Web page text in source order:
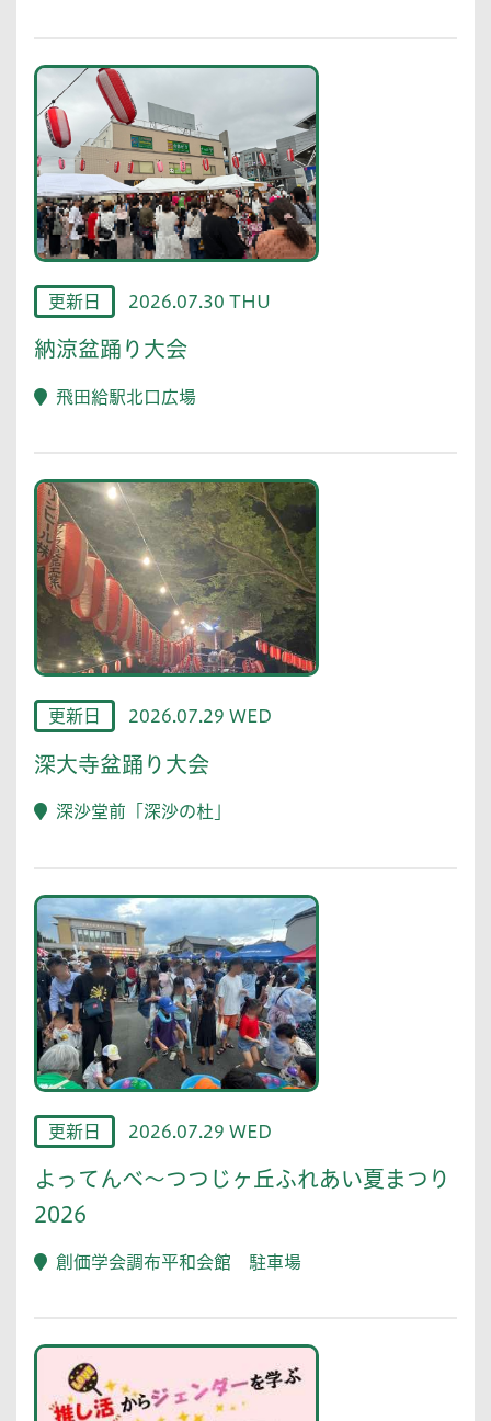
更新日 2026.07.30 THU
納涼盆踊り大会
飛田給駅北口広場
更新日 2026.07.29 WED
深大寺盆踊り大会
深沙堂前「深沙の杜」
更新日 2026.07.29 WED
よってんべ～つつじヶ丘ふれあい夏まつり
2026
創価学会調布平和会館 駐車場